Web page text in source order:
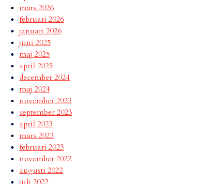
mars 2026
februari 2026
januari 2026
juni 2025
maj 2025
april 2025
december 2024
maj 2024
november 2023
september 2023
april 2023
mars 2023
februari 2023
november 2022
augusti 2022